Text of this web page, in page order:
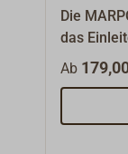
Die
das
entzieht
ölhaltigen
Ab